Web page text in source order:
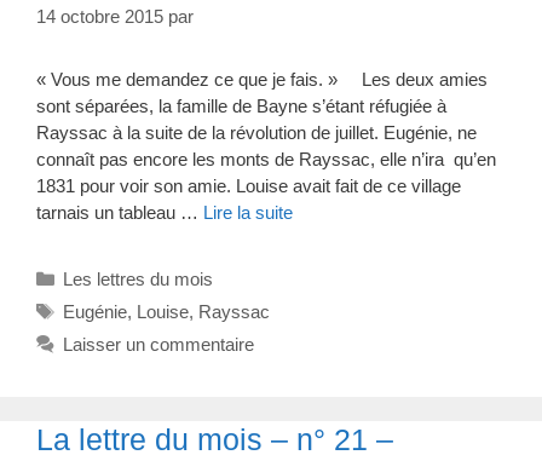
14 octobre 2015 par
« Vous me demandez ce que je fais. » Les deux amies
sont séparées, la famille de Bayne s’étant réfugiée à
Rayssac à la suite de la révolution de juillet. Eugénie, ne
connaît pas encore les monts de Rayssac, elle n’ira qu’en
1831 pour voir son amie. Louise avait fait de ce village
tarnais un tableau … Lire la suite
Catégories
Les lettres du mois
Étiquettes
Eugénie, Louise, Rayssac
Laisser un commentaire
La lettre du mois – n° 21 –